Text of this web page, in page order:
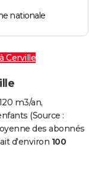
nationale
Cerville
m3/an,
(Source :
des abonnés
d'environ 100